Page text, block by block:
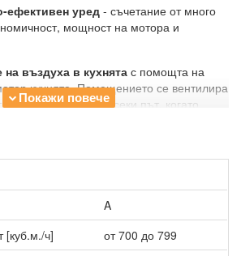
ефективен уред - съчетание от много
мощност на мотора и
въздуха в кухнята с помощта на
кухнята. Помещението се вентилира
свеж и чист всеки път, когато
A
[куб.м./ч]
от 700 до 799